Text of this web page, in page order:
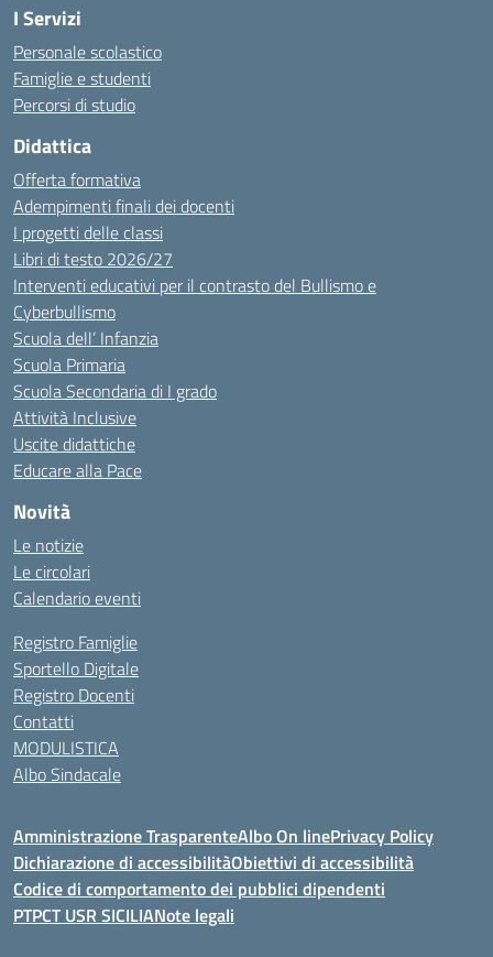
I Servizi
Personale scolastico
Famiglie e studenti
Percorsi di studio
Didattica
Offerta formativa
Adempimenti finali dei docenti
I progetti delle classi
Libri di testo 2026/27
Interventi educativi per il contrasto del Bullismo e
Cyberbullismo
Scuola dell’ Infanzia
Scuola Primaria
Scuola Secondaria di I grado
Attività Inclusive
Uscite didattiche
Educare alla Pace
Novità
Le notizie
Le circolari
Calendario eventi
Registro Famiglie
Sportello Digitale
Registro Docenti
Contatti
MODULISTICA
Albo Sindacale
Amministrazione TrasparenteAlbo On linePrivacy Policy
Dichiarazione di accessibilitàObiettivi di accessibilità
Codice di comportamento dei pubblici dipendenti
PTPCT USR SICILIANote legali